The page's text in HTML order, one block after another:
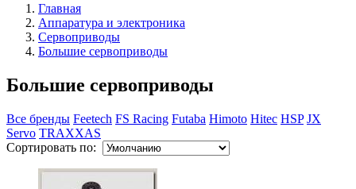
Главная
Аппаратура и электроника
Сервоприводы
Большие сервоприводы
Большие сервоприводы
Все бренды Feetech FS Racing Futaba Himoto Hitec HSP JX
Servo TRAXXAS
Сортировать по: